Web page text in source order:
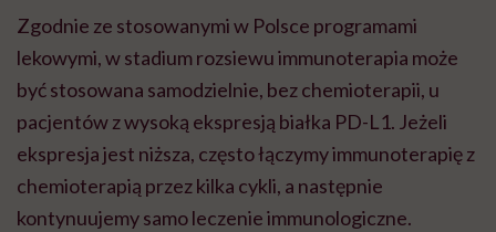
Zgodnie ze stosowanymi w Polsce programami
lekowymi, w stadium rozsiewu immunoterapia może
być stosowana samodzielnie, bez chemioterapii, u
pacjentów z wysoką ekspresją białka PD-L1. Jeżeli
ekspresja jest niższa, często łączymy immunoterapię z
chemioterapią przez kilka cykli, a następnie
kontynuujemy samo leczenie immunologiczne.